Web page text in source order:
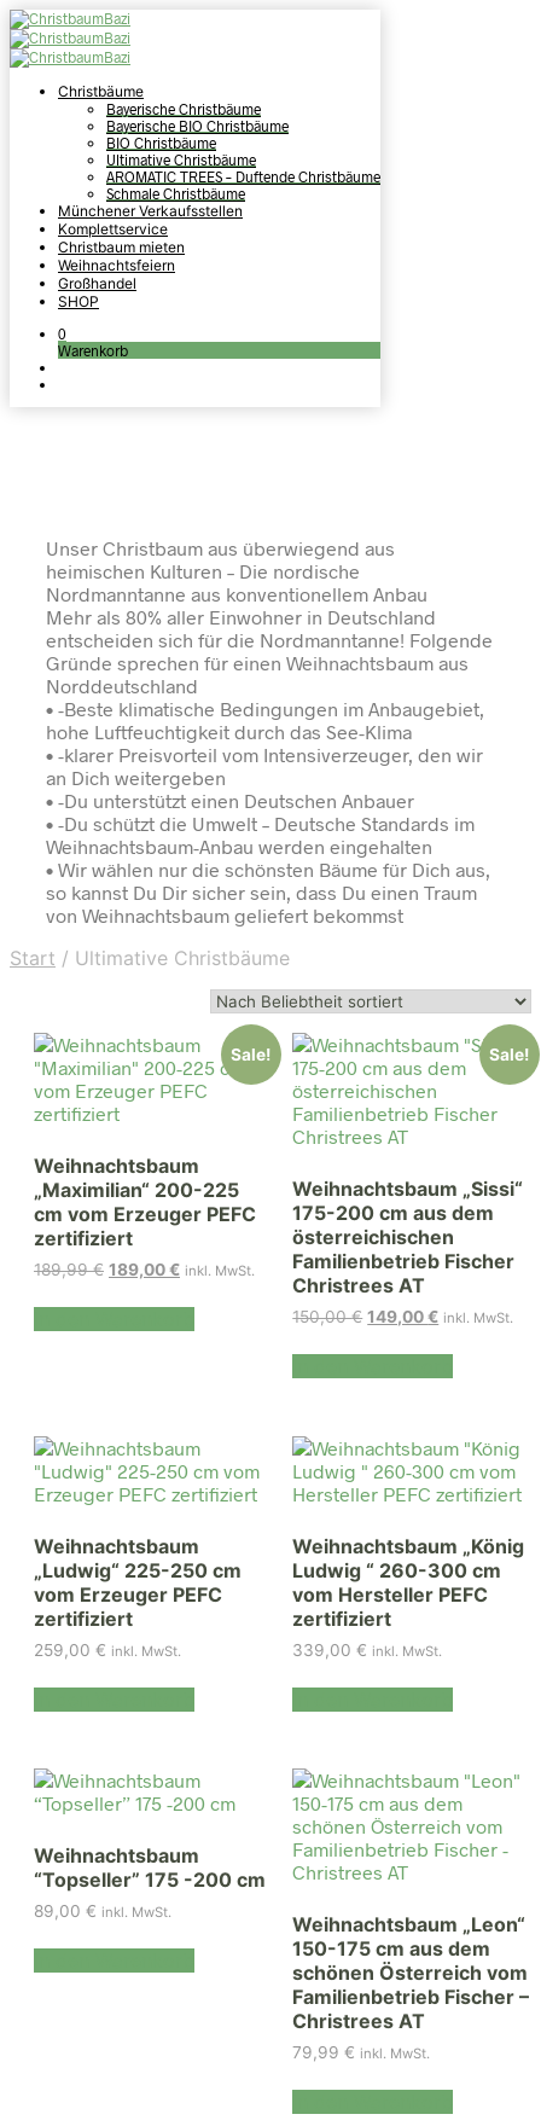
Christbäume
Bayerische Christbäume
Bayerische BIO Christbäume
BIO Christbäume
Ultimative Christbäume
AROMATIC TREES – Duftende Christbäume
Schmale Christbäume
Münchener Verkaufsstellen
Komplettservice
Christbaum mieten
Weihnachtsfeiern
Großhandel
SHOP
0
Warenkorb
Ultimative
Christbäume
Unser Christbaum aus überwiegend aus
heimischen Kulturen – Die nordische
Nordmanntanne aus konventionellem Anbau
Mehr als 80% aller Einwohner in Deutschland
entscheiden sich für die Nordmanntanne! Folgende
Gründe sprechen für einen Weihnachtsbaum aus
Norddeutschland
• -Beste klimatische Bedingungen im Anbaugebiet,
hohe Luftfeuchtigkeit durch das See-Klima
• -klarer Preisvorteil vom Intensiverzeuger, den wir
an Dich weitergeben
• -Du unterstützt einen Deutschen Anbauer
• -Du schützt die Umwelt – Deutsche Standards im
Weihnachtsbaum-Anbau werden eingehalten
• Wir wählen nur die schönsten Bäume für Dich aus,
so kannst Du Dir sicher sein, dass Du einen Traum
von Weihnachtsbaum geliefert bekommst
Start / Ultimative Christbäume
Sale!
Weihnachtsbaum
„Maximilian“ 200-225
cm vom Erzeuger PEFC
zertifiziert
189,99€ Ursprünglicher
war:
189,00€Aktueller
ist:
inkl. MwSt.
Sale!
Weihnachtsbaum „Sissi“
175-200 cm aus dem
österreichischen
Familienbetrieb Fischer
Christrees AT
150,00€ Ursprünglicher
war:
149,00€Aktueller
ist:
inkl. MwSt.
Weihnachtsbaum
„Ludwig“ 225-250 cm
vom Erzeuger PEFC
zertifiziert
259,00 € inkl. MwSt.
Weihnachtsbaum „König
Ludwig “ 260-300 cm
vom Hersteller PEFC
zertifiziert
339,00€ inkl. MwSt.
Weihnachtsbaum
“Topseller” 175 -200 cm
89,00 € inkl. MwSt.
Weihnachtsbaum „Leon“
150-175 cm aus dem
schönen Österreich vom
Familienbetrieb Fischer –
Christrees AT
79,99€ inkl. MwSt.